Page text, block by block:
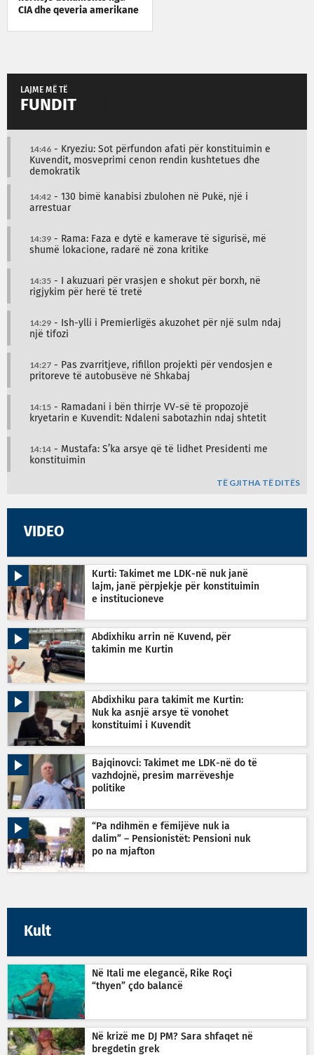
CIA dhe qeveria amerikane
LAJME MË TË
FUNDIT
14:46 - Kryeziu: Sot përfundon afati për konstituimin e
Kuvendit, mosveprimi cenon rendin kushtetues dhe
demokratik
14:42 - 130 bimë kanabisi zbulohen në Pukë, një i
arrestuar
14:39 - Rama: Faza e dytë e kamerave të sigurisë, më
shumë lokacione, radarë në zona kritike
14:35 - I akuzuari për vrasjen e shokut për borxh, në
rigjykim për herë të tretë
14:29 - Ish-ylli i Premierligës akuzohet për një sulm ndaj
një tifozi
14:27 - Pas zvarritjeve, rifillon projekti për vendosjen e
pritoreve të autobusëve në Shkabaj
14:15 - Ramadani i bën thirrje VV-së të propozojë
kryetarin e Kuvendit: Ndaleni sabotazhin ndaj shtetit
14:14 - Mustafa: S’ka arsye që të lidhet Presidenti me
konstituimin
TË GJITHA TË DITËS
VIDEO
Kurti: Takimet me LDK-në nuk janë
lajm, janë përpjekje për konstituimin
e institucioneve
Abdixhiku arrin në Kuvend, për
takimin me Kurtin
Abdixhiku para takimit me Kurtin:
Nuk ka asnjë arsye të vonohet
konstituimi i Kuvendit
Bajqinovci: Takimet me LDK-në do të
vazhdojnë, presim marrëveshje
politike
“Pa ndihmën e fëmijëve nuk ia
dalim” – Pensionistët: Pensioni nuk
po na mjafton
Kult
Në Itali me elegancë, Rike Roçi
“thyen” çdo balancë
Në krizë me DJ PM? Sara shfaqet në
bregdetin grek